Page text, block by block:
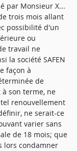
par Monsieur X...
trois mois allant
possibilité d'un
ou
travail ne
la société SAFEN
façon à
de
son terme, ne
renouvellement
ne serait-ce
varier sans
de 18 mois; que
lors condamner